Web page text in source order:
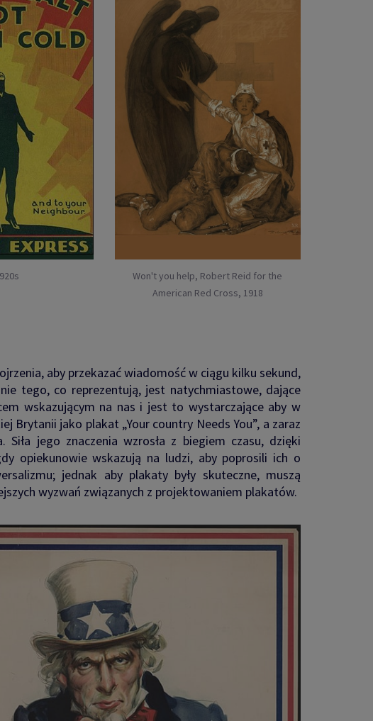
Won't you help, Robert Reid for the
American Red Cross, 1918
aby przekazać wiadomość w ciągu kilku sekund,
tego, co reprezentują, jest natychmiastowe, dające
wskazującym na nas i jest to wystarczające aby w
Brytanii jako plakat „Your country Needs You”, a zaraz
jego znaczenia wzrosła z biegiem czasu, dzięki
opiekunowie wskazują na ludzi, aby poprosili ich o
jednak aby plakaty były skuteczne, muszą
wyzwań związanych z projektowaniem plakatów.